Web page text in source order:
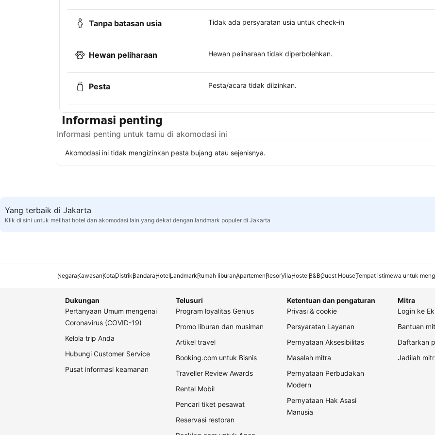
Tanpa batasan usia Tidak ada persyaratan usia untuk check-in
Hewan peliharaan Hewan peliharaan tidak diperbolehkan.
Pesta Pesta/acara tidak diizinkan.
Informasi penting
Informasi penting untuk tamu di akomodasi ini
Akomodasi ini tidak mengizinkan pesta bujang atau sejenisnya.
Yang terbaik di Jakarta
Klik di sini untuk melihat hotel dan akomodasi lain yang dekat dengan landmark populer di Jakarta
NegaraKawasanKotaDistrikBandaraHotelLandmarkRumah liburanApartemenResorVilaHostelB&BGuest HouseTempat istimewa untuk
Dukungan
Pertanyaan Umum mengenai
Coronavirus (COVID-19)
Kelola trip Anda
Hubungi Customer Service
Pusat informasi keamanan
Telusuri
Program loyalitas Genius
Promo liburan dan musiman
Artikel travel
Booking.com untuk Bisnis
Traveller Review Awards
Rental Mobil
Pencari tiket pesawat
Reservasi restoran
Ketentuan dan pengaturan
Privasi & cookie
Persyaratan Layanan
Pernyataan Aksesibilitas
Masalah mitra
Pernyataan Perbudakan
Modern
Pernyataan Hak Asasi
Manusia
Mitra
Login ke
Bantuan
Daftarkan
Jadilah